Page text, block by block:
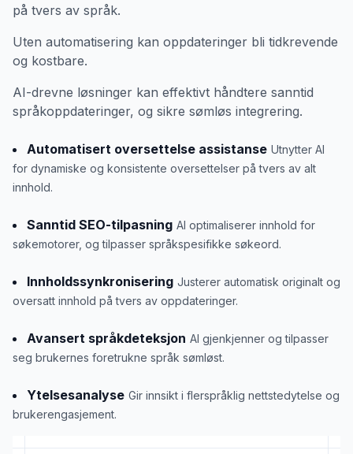
på tvers av språk.
Uten automatisering kan oppdateringer bli tidkrevende
og kostbare.
AI-drevne løsninger kan effektivt håndtere sanntid
språkoppdateringer, og sikre sømløs integrering.
Automatisert oversettelse assistanse Utnytter AI
for dynamiske og konsistente oversettelser på tvers av alt
innhold.
Sanntid SEO-tilpasning AI optimaliserer innhold for
søkemotorer, og tilpasser språkspesifikke søkeord.
Innholdssynkronisering Justerer automatisk originalt og
oversatt innhold på tvers av oppdateringer.
Avansert språkdeteksjon AI gjenkjenner og tilpasser
seg brukernes foretrukne språk sømløst.
Ytelsesanalyse Gir innsikt i flerspråklig nettstedytelse og
brukerengasjement.